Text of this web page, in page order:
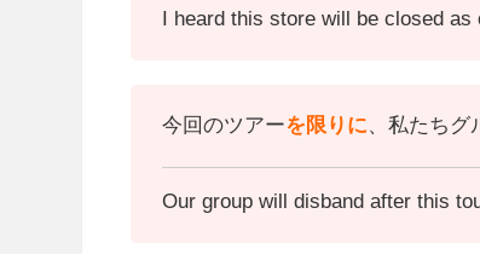
I heard this store will be closed as
今回のツアーを限りに、私たちグ
Our group will disband after this